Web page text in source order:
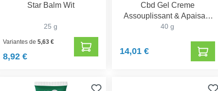
Star Balm Wit
25 g
Variantes de5,63 €
8,92 €
Cbd Gel Creme
Assouplissant & Apaisant
40g Boiron
40 g
14,01 €